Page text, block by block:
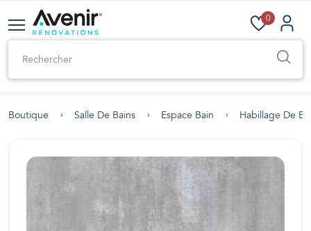
0
Boutique Salle De Bains Espace Bain Habillage De